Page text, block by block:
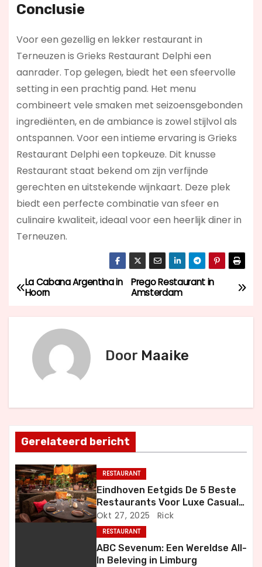
Conclusie
Voor een gezellig en lekker restaurant in
Terneuzen is Grieks Restaurant Delphi een
aanrader. Top gelegen, biedt het een sfeervolle
setting in een prachtig pand. Het menu
combineert vele smaken met seizoensgebonden
ingrediënten, en de ambiance is zowel stijlvol als
ontspannen. Voor een intieme ervaring is Grieks
Restaurant Delphi een topkeuze. Dit knusse
Restaurant staat bekend om zijn verfijnde
gerechten en uitstekende wijnkaart. Deze plek
biedt een perfecte combinatie van sfeer en
culinaire kwaliteit, ideaal voor een heerlijk diner in
Terneuzen.
B
e
h
t
n
a
v
Prego Restaurant in
Amsterdam
La Cabana Argentina in
Hoorn
Door Maaike
Gerelateerd bericht
RESTAURANT
Eindhoven Eetgids De 5 Beste
Restaurants Voor Luxe Casual
en Bijzondere Momenten
Okt 27, 2025 Rick
RESTAURANT
ABC Sevenum: Een Wereldse All-
In Beleving in Limburg